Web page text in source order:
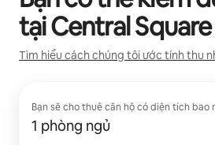
tạiCentral
Tìm hiểu cách chúng tôi ước tính thu
Bạn sẽ cho thuê căn hộ có diện tích bao
1 phòng ngủ